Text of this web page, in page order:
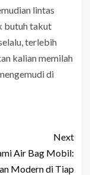
lintas
butuh takut
terlebih
kalian memilah
di
Next
Air Bag Mobil:
Modern di Tiap